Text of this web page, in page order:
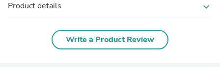
Product details expand_more
Write a Product Review